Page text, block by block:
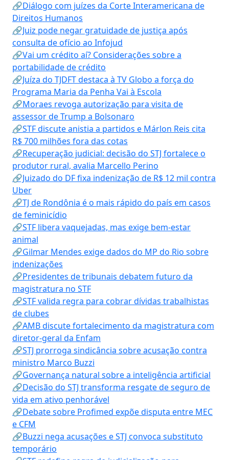
🔗Diálogo com juízes da Corte Interamericana de
Direitos Humanos
🔗Juiz pode negar gratuidade de justiça após
consulta de ofício ao Infojud
🔗Vai um crédito aí? Considerações sobre a
portabilidade de crédito
🔗Juíza do TJDFT destaca à TV Globo a força do
Programa Maria da Penha Vai à Escola
🔗Moraes revoga autorização para visita de
assessor de Trump a Bolsonaro
🔗STF discute anistia a partidos e Márlon Reis cita
R$ 700 milhões fora das cotas
🔗Recuperação judicial: decisão do STJ fortalece o
produtor rural, avalia Marcello Perino
🔗Juizado do DF fixa indenização de R$ 12 mil contra
Uber
🔗TJ de Rondônia é o mais rápido do país em casos
de feminicídio
🔗STF libera vaquejadas, mas exige bem-estar
animal
🔗Gilmar Mendes exige dados do MP do Rio sobre
indenizações
🔗Presidentes de tribunais debatem futuro da
magistratura no STF
🔗STF valida regra para cobrar dívidas trabalhistas
de clubes
🔗AMB discute fortalecimento da magistratura com
diretor-geral da Enfam
🔗STJ prorroga sindicância sobre acusação contra
ministro Marco Buzzi
🔗Governança natural sobre a inteligência artificial
🔗Decisão do STJ transforma resgate de seguro de
vida em ativo penhorável
🔗Debate sobre Profimed expõe disputa entre MEC
e CFM
🔗Buzzi nega acusações e STJ convoca substituto
temporário